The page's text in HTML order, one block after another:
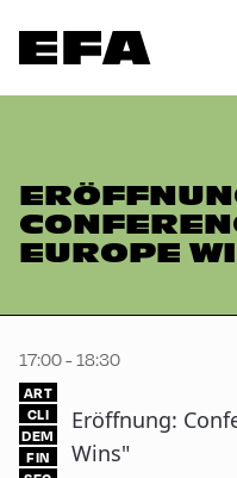
EUROPE
17:00 - 18:30
ART
CLI
DEM
FIN
Eröffnung:
Wins"